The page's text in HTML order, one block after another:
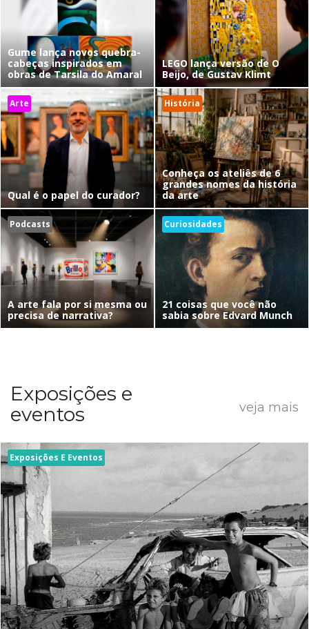
Gume lança novos quebra-
cabeças inspirados em
obras de Tarsila do Amaral
LEGO lança versão de O
Beijo, de Gustav Klimt
Arte
Qual é o papel do curador?
História
Conheça os ateliês de 6
grandes nomes da história
da arte
Podcasts
A arte fala por si mesma ou
precisa de narrativa?
Curiosidades
21 coisas que você não
sabia sobre Edvard Munch
Exposições e
eventos
veja mais
Exposições E Eventos